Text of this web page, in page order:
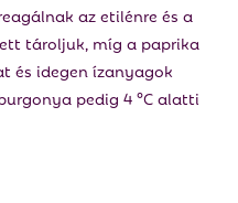
az etilénre és a
tároljuk, míg a paprika
és idegen ízanyagok
pedig 4 °C alatti